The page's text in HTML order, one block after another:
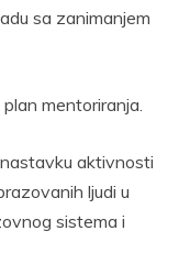
sa zanimanjem
mentoriranja.
aktivnosti
ljudi u
sistema i